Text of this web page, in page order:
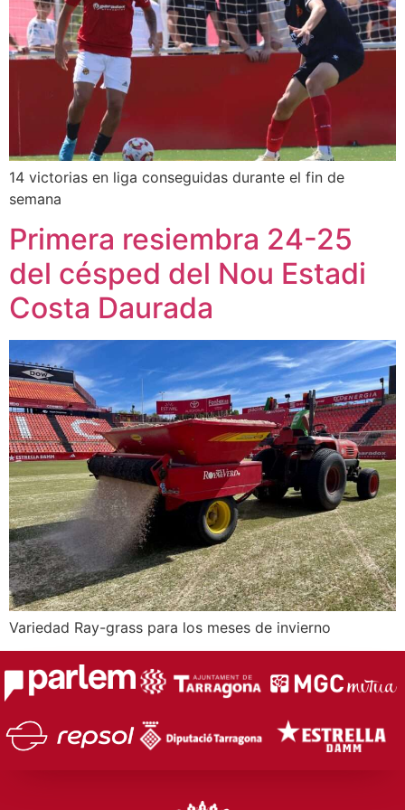
14 victorias en liga conseguidas durante el fin de
semana
Primera resiembra 24-25
del césped del Nou Estadi
Costa Daurada
Variedad Ray-grass para los meses de invierno